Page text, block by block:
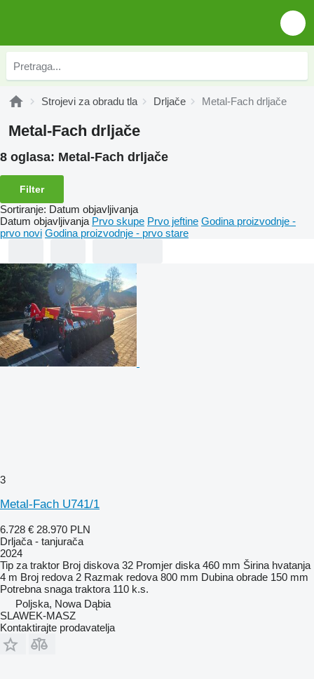
Strojevi za obradu tla Drljače Metal-Fach drljače
Metal-Fach drljače
8 oglasa: Metal-Fach drljače
Filter
Sortiranje: Datum objavljivanja
Datum objavljivanja Prvo skupe Prvo jeftine Godina proizvodnje -
prvo novi Godina proizvodnje - prvo stare
3
Metal-Fach U741/1
6.728 € 28.970 PLN
Drljača - tanjurača
2024
Tip za traktor Broj diskova 32 Promjer diska 460 mm Širina hvatanja
4 m Broj redova 2 Razmak redova 800 mm Dubina obrade 150 mm
Potrebna snaga traktora 110 k.s.
Poljska, Nowa Dąbia
SLAWEK-MASZ
Kontaktirajte prodavatelja